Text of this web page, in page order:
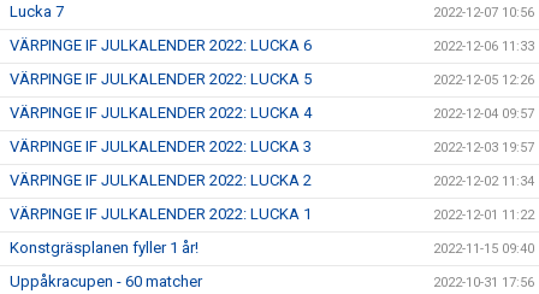
Lucka 7 2022-12-07 10:56
VÄRPINGE IF JULKALENDER 2022: LUCKA 6 2022-12-06 11:33
VÄRPINGE IF JULKALENDER 2022: LUCKA 5 2022-12-05 12:26
VÄRPINGE IF JULKALENDER 2022: LUCKA 4 2022-12-04 09:57
VÄRPINGE IF JULKALENDER 2022: LUCKA 3 2022-12-03 19:57
VÄRPINGE IF JULKALENDER 2022: LUCKA 2 2022-12-02 11:34
VÄRPINGE IF JULKALENDER 2022: LUCKA 1 2022-12-01 11:22
Konstgräsplanen fyller 1 år! 2022-11-15 09:40
Uppåkracupen - 60 matcher 2022-10-31 17:56